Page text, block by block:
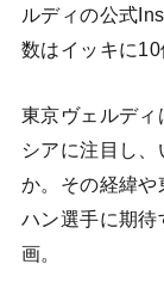
ルディの公式
数はイッキに10
東京ヴェルディ
シアに注目し
か。その経緯
ハン選手に期待
画。